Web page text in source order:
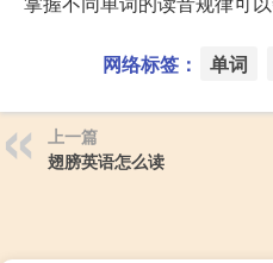
网络标签： 单词
上一篇
翅膀英语怎么读